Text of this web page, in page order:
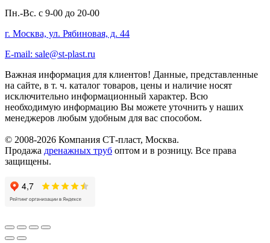
Пн.-Вс. с 9-00 до 20-00
г. Москва, ул. Рябиновая, д. 44
E-mail: sale@st-plast.ru
Важная информация для клиентов! Данные, представленные
на сайте, в т. ч. каталог товаров, цены и наличие носят
исключительно информационный характер. Всю
необходимую информацию Вы можете уточнить у наших
менеджеров любым удобным для вас способом.
© 2008-2026 Компания СТ-пласт, Москва.
Продажа дренажных труб оптом и в розницу. Все права
защищены.